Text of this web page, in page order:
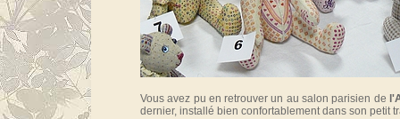
Vous avez pu en retrouver un au salon parisien de
dernier, installé bien confortablement dans son petit